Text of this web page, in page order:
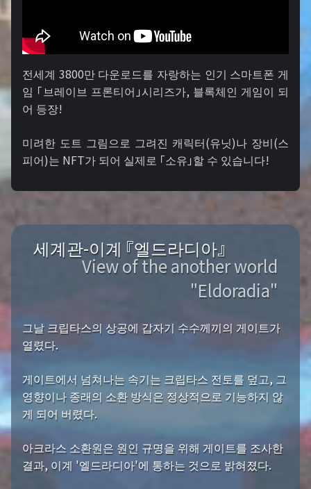
전세계 3800만 다운로드를 자랑하는 인기 스마트폰 게
임 「브레이브 프론티어」시리즈가, 블록체인 게임이 되
어 등장!
미려한 도트 그림으로 그려진 캐릭터(유닛)나 장비(스
피어)는 NFT가 되어 실제로 「소유」할 수 있습니다!
세계관-이계 『엘드라디아』
View of the another world
"Eldoradia"
그날 크립타스의 상공에 갑자기 수수께끼의 게이트가
열렸다.
게이트에서 넘쳐나는 속기는 크립타스 전토를 덮고, 그
영향이나 종래의 소환 방식은 정상적으로 기능하지 않
게 되어 버렸다.
아크라스 소환원은 원인 규명을 위해 게이트를 조사한
결과, 이계 '엘드라디아'에 통하는 것으로 밝혀졌다.